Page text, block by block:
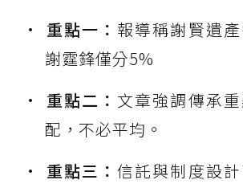
重點一： 報導稱謝賢遺
謝霆鋒僅分5%
重點二： 文章強調傳承
配，不必平均。
重點三：信託與制度設